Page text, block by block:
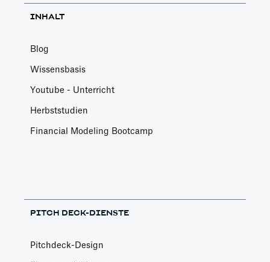
INHALT
Blog
Wissensbasis
Youtube - Unterricht
Herbststudien
Financial Modeling Bootcamp
PITCH DECK-DIENSTE
Pitchdeck-Design